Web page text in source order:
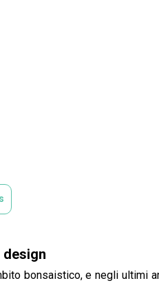
design
bonsaistico, e negli ultimi